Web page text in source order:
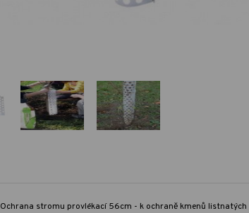
Ochrana stromu provlékací 56cm - k ochraně kmenů